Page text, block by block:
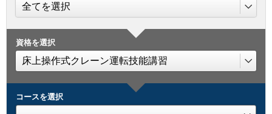
資格を選択
コースを選択